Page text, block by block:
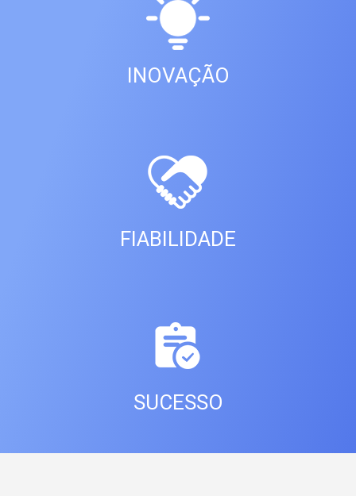
INOVAÇÃO
FIABILIDADE
SUCESSO